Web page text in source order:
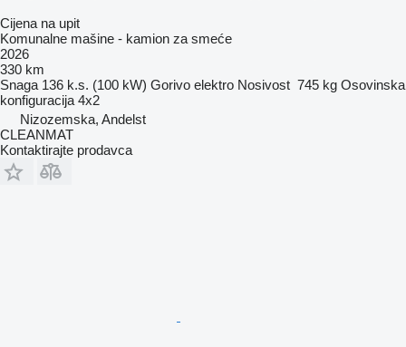
Cijena na upit
Komunalne mašine - kamion za smeće
2026
330 km
Snaga 136 k.s. (100 kW) Gorivo elektro Nosivost 745 kg Osovinska
konfiguracija 4x2
Nizozemska, Andelst
CLEANMAT
Kontaktirajte prodavca